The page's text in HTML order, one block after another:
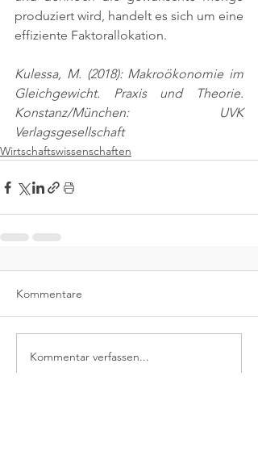
produziert wird, handelt es sich um eine
effiziente Faktorallokation.
Kulessa, M. (2018): Makroökonomie im
Gleichgewicht. Praxis und Theorie.
Konstanz/München: UVK
Verlagsgesellschaft
Wirtschaftswissenschaften
Kommentare
Kommentar verfassen...